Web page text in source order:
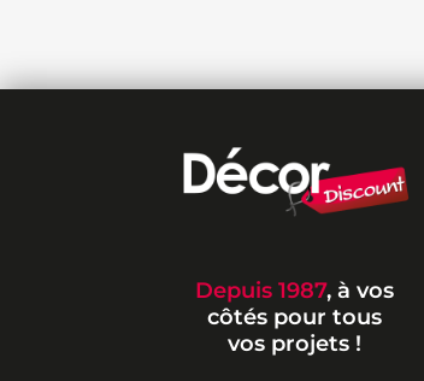
Depuis 1987, à vos
côtés pour tous
vos projets !